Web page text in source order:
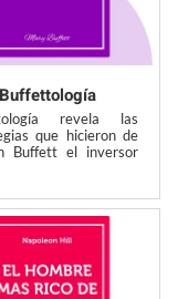
Buffettología
revela las
que hicieron de
Buffett el inversor